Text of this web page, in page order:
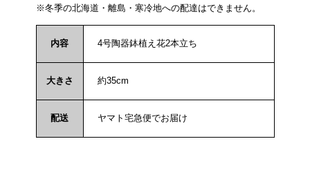
※冬季の北海道・離島・寒冷地への配達はできません。
内容 4号陶器鉢植え花2本立ち
大きさ 約35cm
配送 ヤマト宅急便でお届け